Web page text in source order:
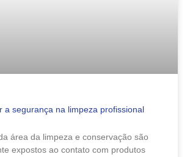
a segurança na limpeza profissional
área da limpeza e conservação são
expostos ao contato com produtos